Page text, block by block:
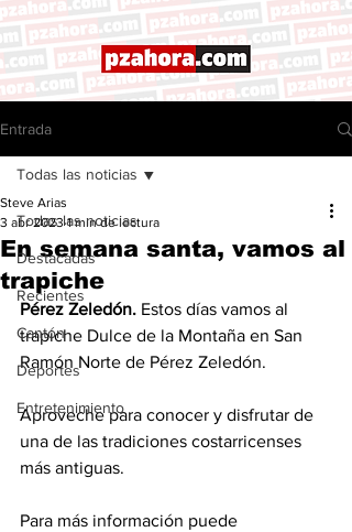
Entrada
Todas las noticias
Destacadas
Recientes
Cantón
Deportes
Entretenimiento
Todas las noticias
En semana santa, vamos al
trapiche
Steve Arias
3 abr 2023 1 min de lectura
Pérez Zeledón. Estos días vamos al
trapiche Dulce de la Montaña en San
Ramón Norte de Pérez Zeledón.
Aproveche para conocer y disfrutar de
una de las tradiciones costarricenses
más antiguas.
Para más información puede